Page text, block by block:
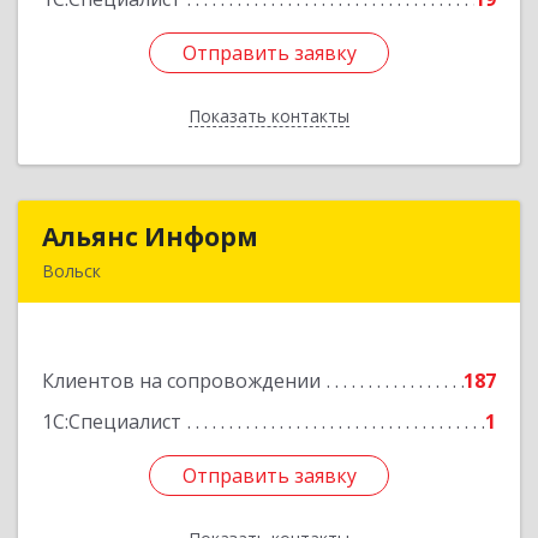
Отправить заявку
Показать контакты
Отправить заявку
Назад
Альянс Информ
Вольск
Клиентов на сопровождении
187
1С:Специалист
1
Отправить заявку
Подробнее
Отправить заявку